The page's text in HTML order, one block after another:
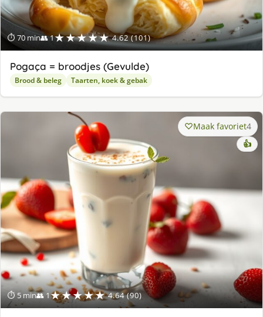
⏱ 70 min👥 1★★★★★ 4.62 (101)
Pogaça = broodjes (Gevulde)
Brood & beleg Taarten, koek & gebak
⏱ 5 min👥 1★★★★★ 4.64 (90)
Maak favoriet4
👍